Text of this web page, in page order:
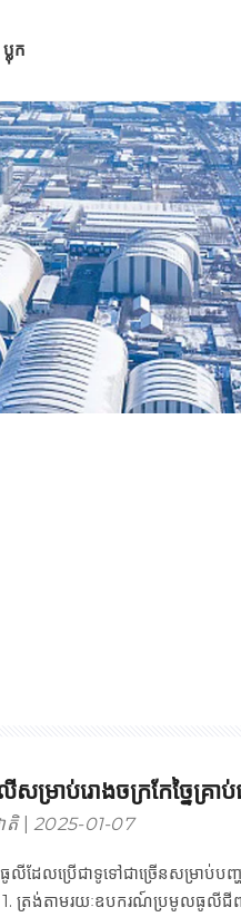
ប្លុក
សម្រាប់រោងចក្រកែច្នៃគ្រា
តិ 2025-01-07
ែលប្រើជាទូទៅជាច្រើនសម្រាប់បញ្ហ
ៈ 1. ត្រង់តាមរយៈឧបករណ៍ប្រមូលធូលី